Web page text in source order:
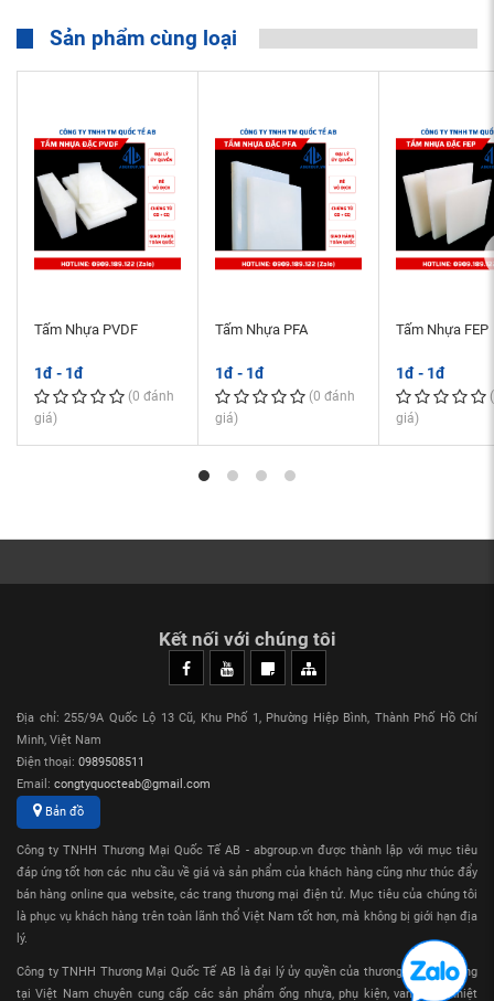
Sản phẩm cùng loại
Tấm Nhựa PVDF
1đ - 1đ
(0 đánh
giá)
Tấm Nhựa PFA
1đ - 1đ
(0 đánh
giá)
Tấm Nhựa FEP
1đ - 1đ
giá)
Kết nối với chúng tôi
Địa chỉ: 255/9A Quốc Lộ 13 Cũ, Khu Phố 1, Phường Hiệp Bình, Thành Phố Hồ Chí
Minh, Việt Nam
Điện thoại: 0989508511
Email: congtyquocteab@gmail.com
Bản đồ
Công ty TNHH Thương Mại Quốc Tế AB - abgroup.vn được thành lập với mục tiêu
đáp ứng tốt hơn các nhu cầu về giá và sản phẩm của khách hàng cũng như thúc đẩy
bán hàng online qua website, các trang thương mại điện tử. Mục tiêu của chúng tôi
là phục vụ khách hàng trên toàn lãnh thổ Việt Nam tốt hơn, mà không bị giới hạn địa
lý.
Công ty TNHH Thương Mại Quốc Tế AB là đại lý ủy quyền của thương hiệu Sanking
tại Việt Nam chuyên cung cấp các sản phẩm ống nhựa, phụ kiện, van nhựa nhiệt